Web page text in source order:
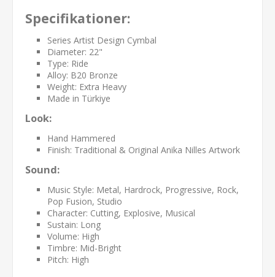
Specifikationer:
Series Artist Design Cymbal
Diameter: 22"
Type: Ride
Alloy: B20 Bronze
Weight: Extra Heavy
Made in Türkiye
Look:
Hand Hammered
Finish: Traditional & Original Anika Nilles Artwork
Sound:
Music Style: Metal, Hardrock, Progressive, Rock,
Pop Fusion, Studio
Character: Cutting, Explosive, Musical
Sustain: Long
Volume: High
Timbre: Mid-Bright
Pitch: High